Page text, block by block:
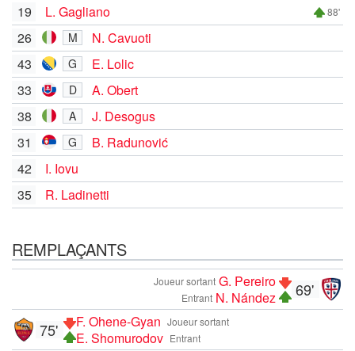
19 L. Gagliano 88'
26 M
N. Cavuoti
43
G
E. Lolic
33
D
A. Obert
38
A
J. Desogus
31
G
B. Radunović
42
I. Iovu
35
R. Ladinetti
REMPLAÇANTS
69'
Joueur sortant G. Pereiro
Entrant N. Nández
Joueur sortant
F. Ohene-Gyan
Entrant
E. Shomurodov
75'